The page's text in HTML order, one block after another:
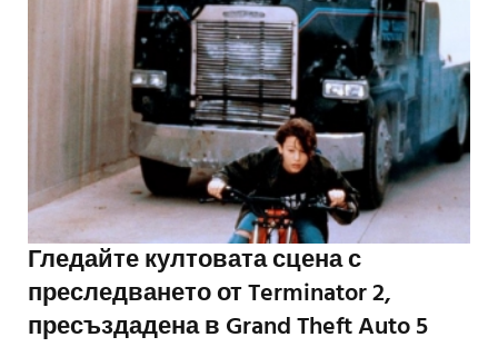
Гледайте култовата сцена с
преследването от Terminator 2,
пресъздадена в Grand Theft Auto 5